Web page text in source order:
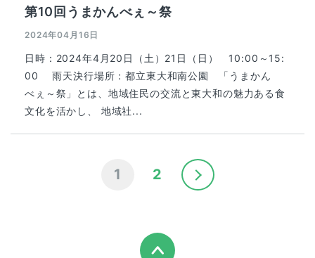
第10回うまかんべぇ～祭
2024年04月16日
日時：2024年4月20日（土）21日（日） 10:00～15:
00 雨天決行場所：都立東大和南公園 「うまかん
べぇ～祭」とは、地域住民の交流と東大和の魅力ある食
文化を活かし、 地域社...
1 2